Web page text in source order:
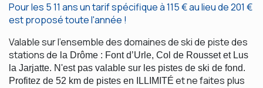
Pour les 5 11 ans un tarif spécifique à 115 € au lieu de 201 €
est proposé toute l'année !
Valable sur l'ensemble des domaines de ski de piste des
stations de la Drôme : Font d’Urle, Col de Rousset et Lus
la Jarjatte. N'est pas valable sur les pistes de ski de fond.
Profitez de 52 km de pistes en ILLIMITÉ et ne faites plus